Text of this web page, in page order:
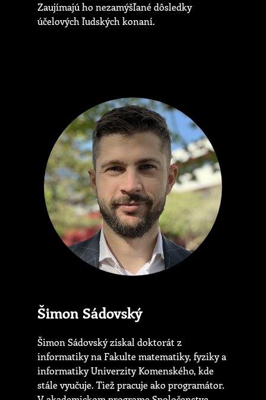
Zaujímajú ho nezamýšľané dôsledky
účelových ľudských konaní.
Šimon Sádovský
Šimon Sádovský získal doktorát z
informatiky na Fakulte matematiky, fyziky a
informatiky Univerzity Komenského, kde
stále vyučuje. Tiež pracuje ako programátor.